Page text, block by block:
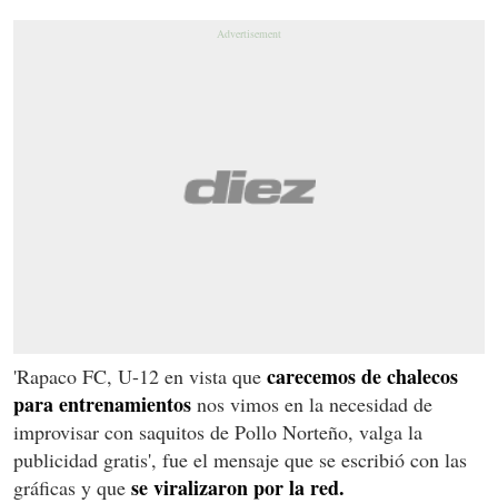
'Rapaco FC, U-12 en vista que carecemos de chalecos
para entrenamientos nos vimos en la necesidad de
improvisar con saquitos de Pollo Norteño, valga la
publicidad gratis', fue el mensaje que se escribió con las
gráficas y que se viralizaron por la red.